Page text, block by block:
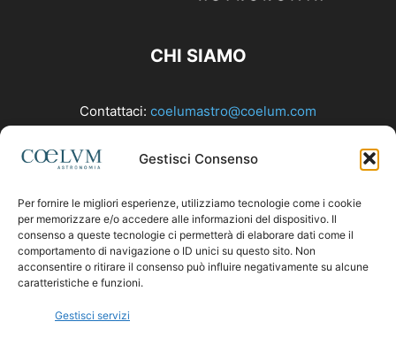
Gestisci Consenso
Per fornire le migliori esperienze, utilizziamo tecnologie come i cookie
per memorizzare e/o accedere alle informazioni del dispositivo. Il
consenso a queste tecnologie ci permetterà di elaborare dati come il
comportamento di navigazione o ID unici su questo sito. Non
acconsentire o ritirare il consenso può influire negativamente su alcune
caratteristiche e funzioni.
Gestisci servizi
CHI SIAMO
Contattaci: coelumastro@coelum.com
SEGUICI